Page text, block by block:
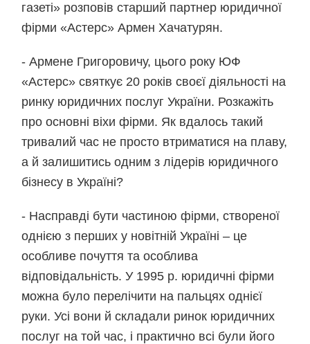
газеті» розповів старший партнер юридичної
фірми «Астерс» Армен Хачатурян.
- Армене Григоровичу, цього року ЮФ
«Астерс» святкує 20 років своєї діяльності на
ринку юридичних послуг України. Розкажіть
про основні віхи фірми. Як вдалось такий
тривалий час не просто втриматися на плаву,
а й залишитись одним з лідерів юридичного
бізнесу в Україні?
- Насправді бути частиною фірми, створеної
однією з перших у новітній Україні – це
особливе почуття та особлива
відповідальність. У 1995 р. юридичні фірми
можна було перелічити на пальцях однієї
руки. Усі вони й складали ринок юридичних
послуг на той час, і практично всі були його